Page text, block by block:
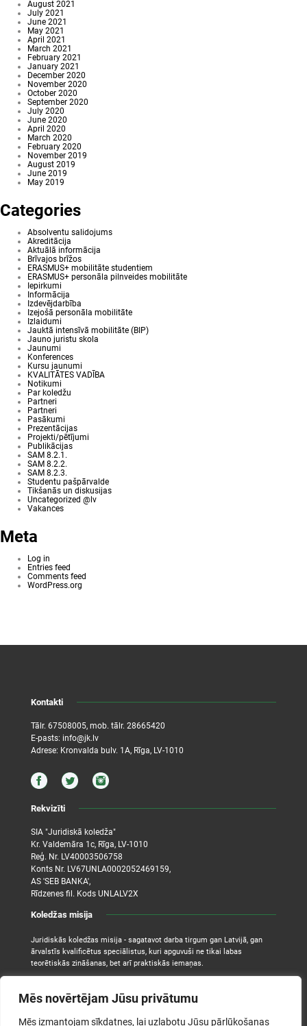
Mēs novērtējam Jūsu privātumu
Mēs izmantojam sīkdatnes, lai uzlabotu Jūsu pārlūkošanas
August 2021
July 2021
June 2021
May 2021
April 2021
March 2021
February 2021
January 2021
December 2020
November 2020
October 2020
September 2020
July 2020
June 2020
April 2020
March 2020
February 2020
November 2019
August 2019
June 2019
May 2019
Categories
Absolventu salidojums
Akreditācija
Aktuālā informācija
Brīvajos brīžos
ERASMUS+ mobilitāte studentiem
ERASMUS+ personāla pilnveides mobilitāte
Iepirkumi
Informācija
Izdevējdarbība
Izejošā personāla mobilitāte
Izlaidumi
Jauktā intensīvā mobilitāte (BIP)
Jauno juristu skola
Jaunumi
Konferences
Kursu jaunumi
KVALITĀTES VADĪBA
Notikumi
Par koledžu
Partneri
Partneri
Pasākumi
Prezentācijas
Projekti/pētījumi
Publikācijas
SAM 8.2.1.
SAM 8.2.2.
SAM 8.2.3.
Studentu pašpārvalde
Tikšanās un diskusijas
Uncategorized @lv
Vakances
Meta
Log in
Entries feed
Comments feed
WordPress.org
Kontakti
Tālr. 67508005, mob. tālr. 28665420
E-pasts: info@jk.lv
Adrese: Kronvalda bulv. 1A, Rīga, LV-1010
Rekvizīti
SIA "Juridiskā koledža"
Kr. Valdemāra 1c, Rīga, LV-1010
Reģ. Nr. LV40003506758
Konts Nr. LV67UNLA0002052469159,
AS 'SEB BANKA',
Rīdzenes fil. Kods UNLALV2X
Koledžas misija
Juridiskās koledžas misija - sagatavot darba tirgum gan Latvijā, gan
ārvalstīs kvalificētus speciālistus, kuri apguvuši ne tikai labas
teorētiskās zināšanas, bet arī praktiskās iemaņas.